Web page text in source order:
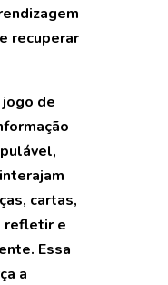
recuperar
de
cartas,
refletir e
Essa
a